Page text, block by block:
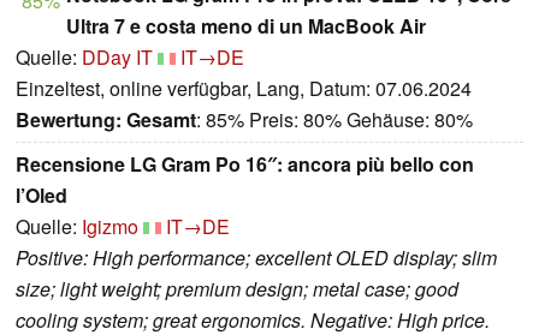
Ultra 7 e costa meno di un MacBook Air
Quelle: DDay IT
IT→DE
Einzeltest, online verfügbar, Lang, Datum: 07.06.2024
Bewertung: Gesamt: 85% Preis: 80% Gehäuse: 80%
Recensione LG Gram Po 16″: ancora più bello con
l’Oled
Quelle: Igizmo
IT→DE
Positive: High performance; excellent OLED display; slim
size; light weight; premium design; metal case; good
cooling system; great ergonomics. Negative: High price.